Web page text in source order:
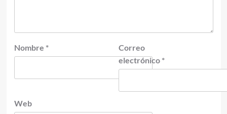
Nombre *
Correo
electrónico *
Web